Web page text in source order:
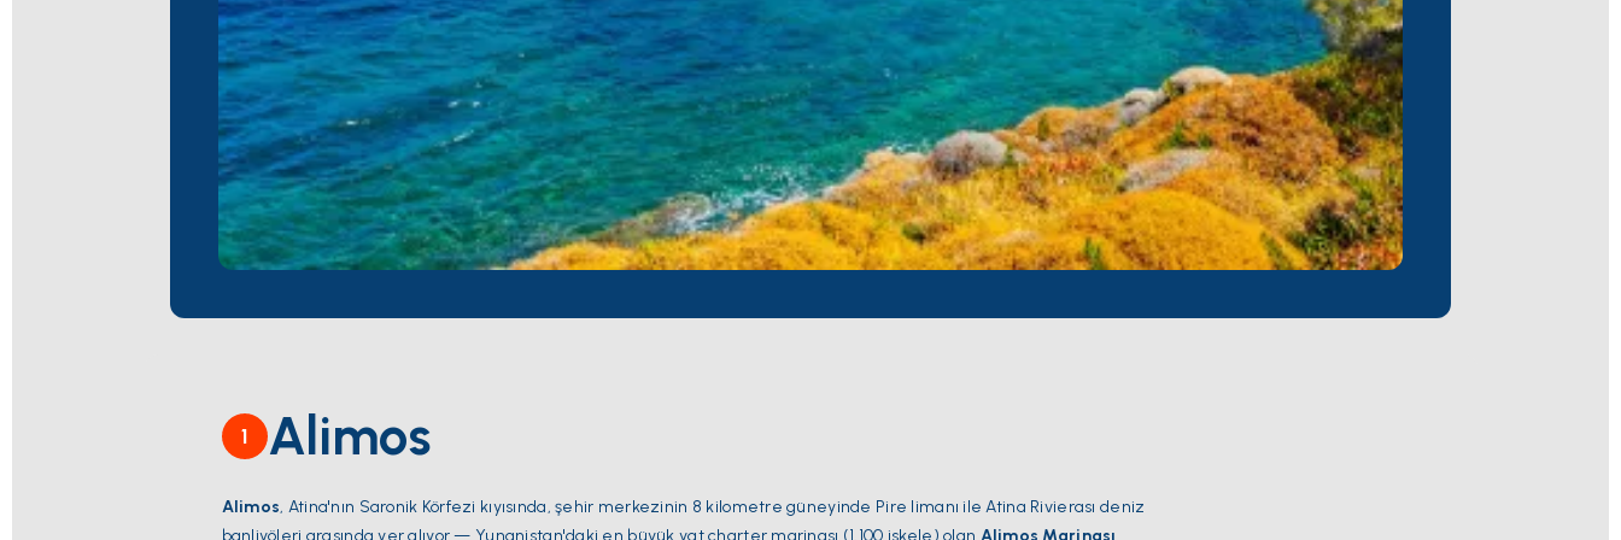
1 Alimos
Alimos, Atina'nın Saronik Körfezi kıyısında, şehir merkezinin 8 kilometre güneyinde Pire limanı ile Atina Rivierası deniz
banliyöleri arasında yer alıyor — Yunanistan'daki en büyük yat charter marinası (1.100 iskele) olan Alimos Marinası